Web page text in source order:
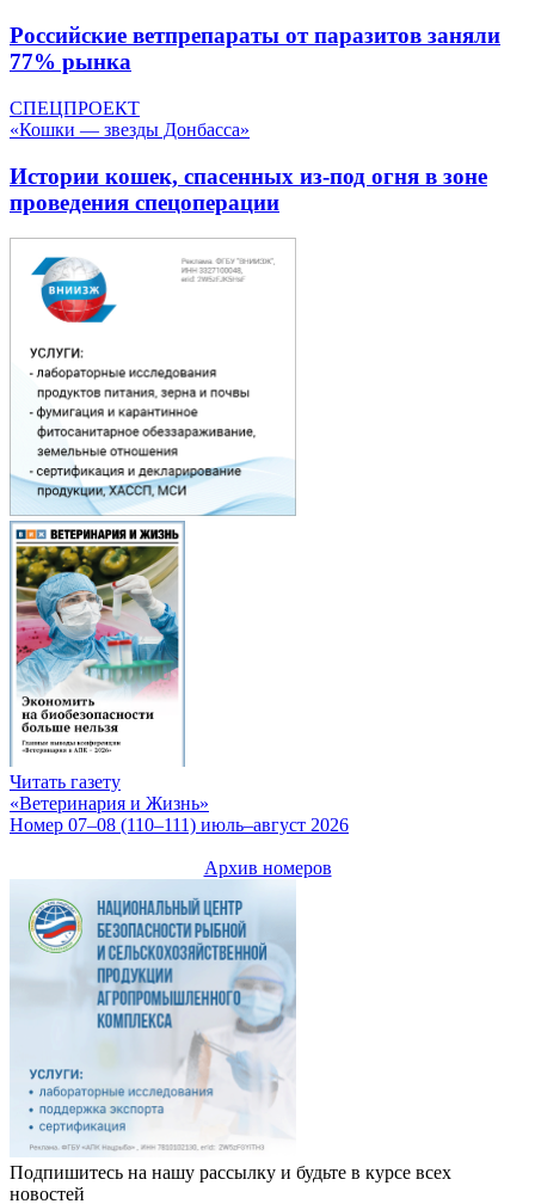
Российские ветпрепараты от паразитов заняли
77% рынка
СПЕЦПРОЕКТ
«Кошки — звезды Донбасса»
Истории кошек, спасенных из-под огня в зоне
проведения спецоперации
Читать газету
«Ветеринария и Жизнь»
Номер 07–08 (110–111) июль–август 2026
Архив номеров
Подпишитесь на нашу рассылку и будьте в курсе всех
новостей